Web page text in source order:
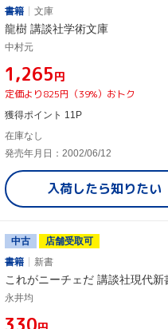
書籍
文庫
龍樹 講談社学術文庫
中村元
¥1,265円
定価より825円（39%）おトク
獲得ポイント 11P
在庫なし
発売年月日：2002/06/12
入荷したら知りたい
中古
店舗受取可
書籍
新書
これがニーチェだ 講談社現代新
永井均